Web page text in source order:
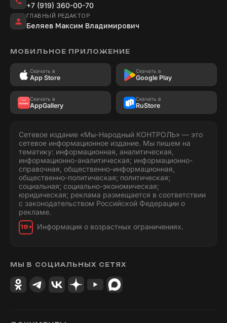
+7 (919) 360-00-70
ГЛАВНЫЙ РЕДАКТОР
Беляев Максим Владимирович
МОБИЛЬНОЕ ПРИЛОЖЕНИЕ
Скачать в
App Store
Скачать в
Google Play
Скачать в
AppGallery
Скачать в
RuStore
Сетевое издание «Мы-Народный КОНТРОЛЬ» — это
сетевое информационное издание. Мы пишем на
тематику: информационная, аналитическая,
информационно-аналитическая; информационно-
справочная, общественно-информационная,
общественно-политическая; политическая;
социальная; социально-экономическая;
юридическая; реклама размещается в соответствии
с законодательством Российской Федерации о
рекламе.
18+ Информация о возрастных ограничениях.
МЫ В СОЦИАЛЬНЫХ СЕТЯХ